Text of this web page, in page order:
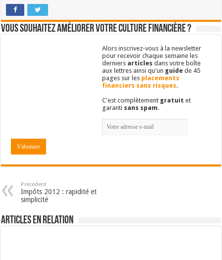
Vous souhaitez améliorer votre culture financière ?
Alors inscrivez-vous à la newsletter
pour recevoir chaque semaine les
derniers articles dans votre boîte
aux lettres ainsi qu'un guide de 45
pages sur les placements
financiers sans risques.
C'est complètement gratuit et
garanti sans spam.
Précédent
Impôts 2012 : rapidité et
simplicité
Articles en relation